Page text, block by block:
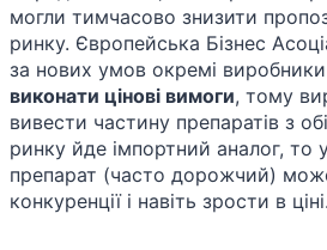
могли тимчасово знизити
ринку. Європейська Бізнес
за нових умов окремі виробники
виконати цінові вимоги, тому
вивести частину препаратів з
ринку йде імпортний аналог, то
препарат (часто дорожчий)
конкуренції і навіть зрости в ціні.